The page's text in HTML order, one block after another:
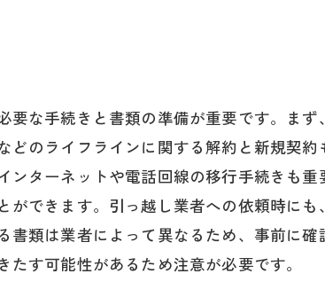
い物の梱包テクニック
後すぐに使うアイテムの整理
けとリスト化で荷物管理を徹底
量とバランスを考えた詰め方
っ越し後に必要な片付けの工夫
ごみ処理ルールを把握する
な手続きと書類の準備が重要です。ま
のライフラインに関する解約と新規契
ターネットや電話回線の移行手続きも
できます。引っ越し業者への依頼時に
類は業者によって異なるため、事前に
す可能性があるため注意が必要です。